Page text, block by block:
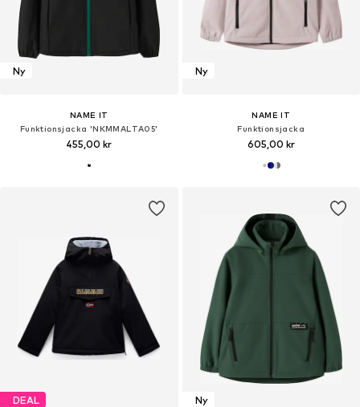
Ny
NAME IT
Funktionsjacka 'NKMMALTA05'
455,00 kr
Ny
NAME IT
Funktionsjacka
605,00 kr
DEAL Ny